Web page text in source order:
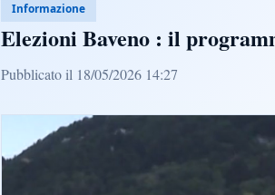
Informazione
Elezioni Baveno : il
Pubblicato il 18/05/2026 14:27